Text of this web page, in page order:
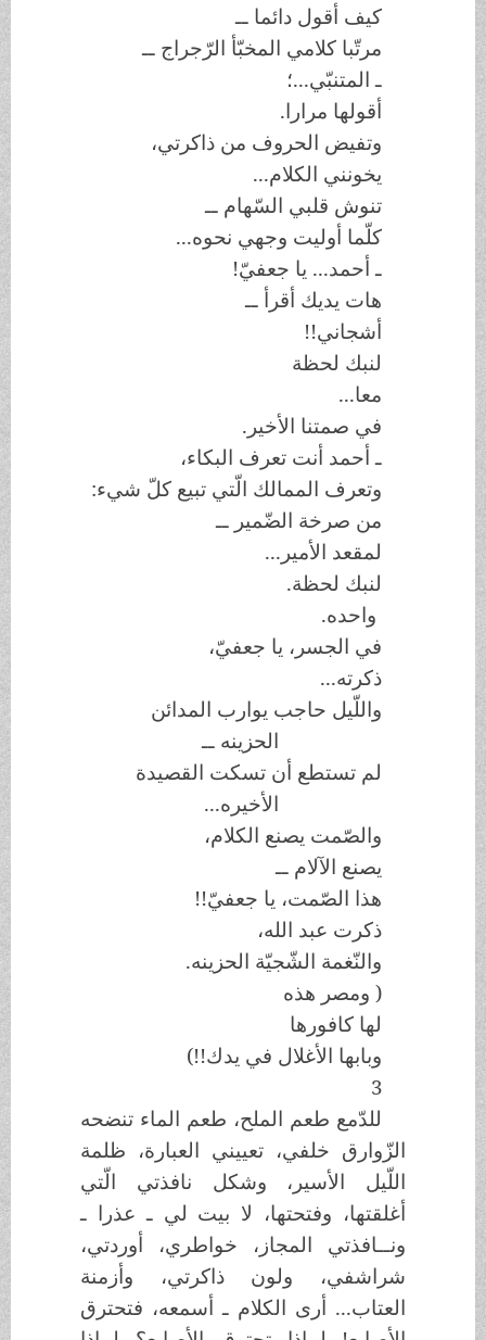
كيف أقول دائما ــ
مرتّبا كلامي المخبّأ الرّجراج ــ
ـ المتنبّي...؛
أقولها مرارا.
وتفيض الحروف من ذاكرتي،
يخونني الكلام...
تنوش قلبي السّهام ــ
كلّما أوليت وجهي نحوه...
ـ أحمد... يا جعفيّ!
هات يديك أقرأ ــ
أشجاني!!
لنبك لحظة
معا...
في صمتنا الأخير.
ـ أحمد أنت تعرف البكاء،
وتعرف الممالك الّتي تبيع كلّ شيء:
من صرخة الضّمير ــ
لمقعد الأمير...
لنبك لحظة.
واحده.
في الجسر، يا جعفيّ،
ذكرته...
واللّيل حاجب يوارب المدائن
الحزينه ــ
لم تستطع أن تسكت القصيدة
الأخيره...
والصّمت يصنع الكلام،
يصنع الآلام ــ
هذا الصّمت، يا جعفيّ!!
ذكرت عبد الله،
والنّغمة الشّجيّة الحزينه.
( ومصر هذه
لها كافورها
وبابها الأغلال في يدك!!)
للدّمع طعم الملح، طعم الماء تنضحه
الزّوارق خلفي، تعييني العبارة، ظلمة
اللّيل الأسير، وشكل نافذتي الّتي
أغلقتها، وفتحتها، لا بيت لي ـ عذرا ـ
ونــافذتي المجاز، خواطري، أوردتي،
شراشفي، ولون ذاكرتي، وأزمنة
العتاب... أرى الكلام ـ أسمعه، فتحترق